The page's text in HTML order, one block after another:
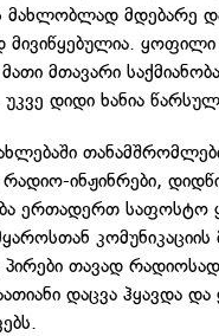
მახლობლად მდებარე
მთავარი
დიდი ხანია
რადიო-ინჟინრები,
ერთადერთ საფოსტო
თავად
დაცვა ჰყავდა